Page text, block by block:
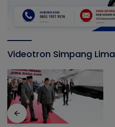
Videotron Simpang Lima